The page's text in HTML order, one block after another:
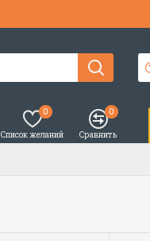
Список желаний
0
Сравнить
0